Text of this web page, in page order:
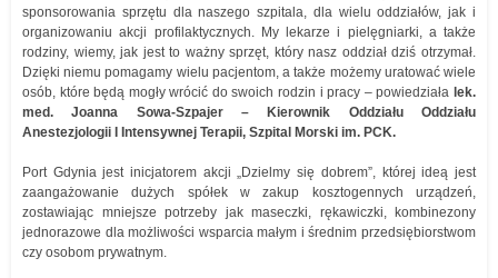
sponsorowania sprzętu dla naszego szpitala, dla wielu oddziałów, jak i
organizowaniu akcji profilaktycznych. My lekarze i pielęgniarki, a także
rodziny, wiemy, jak jest to ważny sprzęt, który nasz oddział dziś otrzymał.
Dzięki niemu pomagamy wielu pacjentom, a także możemy uratować wiele
osób, które będą mogły wrócić do swoich rodzin i pracy – powiedziała lek.
med. Joanna Sowa-Szpajer – Kierownik Oddziału Oddziału
Anestezjologii I Intensywnej Terapii, Szpital Morski im. PCK.
Port Gdynia jest inicjatorem akcji „Dzielmy się dobrem”, której ideą jest
zaangażowanie dużych spółek w zakup kosztogennych urządzeń,
zostawiając mniejsze potrzeby jak maseczki, rękawiczki, kombinezony
jednorazowe dla możliwości wsparcia małym i średnim przedsiębiorstwom
czy osobom prywatnym.